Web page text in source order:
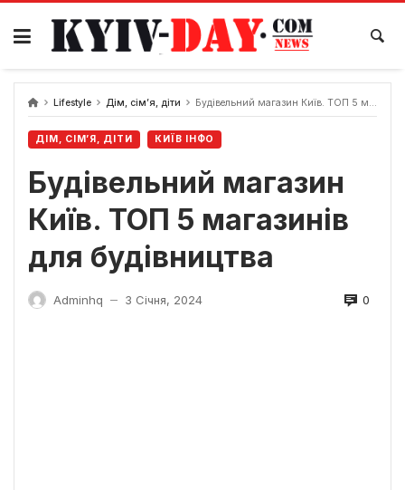
Перейти
вмісту
Lifestyle Дім, сім’я, діти Будівельний магазин Київ. ТОП 5 магазинів для будівництва
ДІМ, СІМ’Я, ДІТИ КИЇВ ІНФО
Будівельний магазин
Київ. ТОП 5 магазинів
для будівництва
Adminhq — 3 Січня, 2024 0